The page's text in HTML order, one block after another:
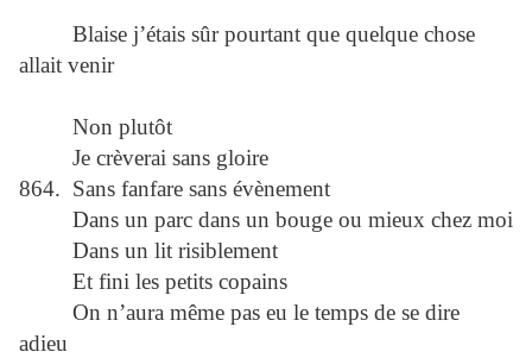
Blaise j’étais sûr pourtant que quelque chose
allait venir
Non plutôt
Je crèverai sans gloire
864. Sans fanfare sans évènement
Dans un parc dans un bouge ou mieux chez moi
Dans un lit risiblement
Et fini les petits copains
On n’aura même pas eu le temps de se dire
adieu